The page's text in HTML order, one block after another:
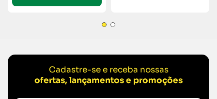
Cadastre-se e receba nossas
ofertas, lançamentos e promoções